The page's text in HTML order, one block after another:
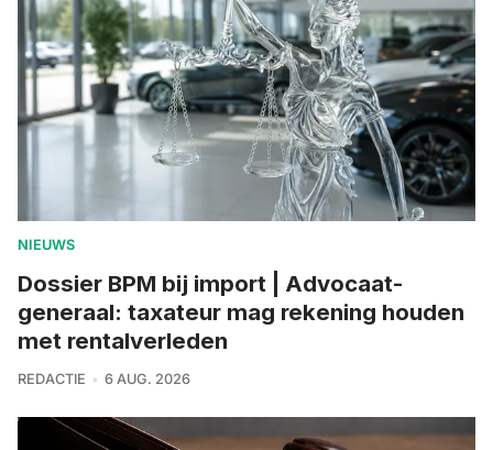
NIEUWS
Dossier BPM bij import | Advocaat-
generaal: taxateur mag rekening houden
met rentalverleden
REDACTIE 6 AUG. 2026